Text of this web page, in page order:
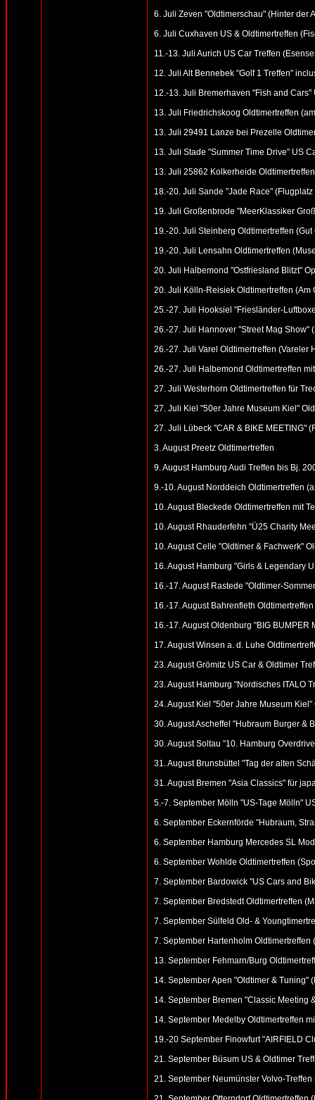
6. Juli Zeven "Oldtimerschau" (Hinter der
6. Juli Cuxhaven US & Oldtimertreffen
11.-13. Juli Aurich US Car Treffen
12. Juli Alt Bennebek "Golf 1 Treffen"
12.-13. Juli Bremerhaven "Fish and Cars"
13. Juli Friedrichskoog Oldtimertreffen
13. Juli 29491 Lanze bei Prezelle
13. Juli Stade "Summer Time Drive" US
13. Juli 25862 Kolkerheide
18.-20. Juli Sande "Jade Race"
19. Juli Großenbrode "MeerKlassiker
19.-20. Juli Steinberg Oldtimertreffen
19.-20. Juli Lensahn Oldtimertreffen
20. Juli Halbemond "Ostfriesland Blitzt"
20. Juli Kölln-Reisiek Oldtimertreffen (Am
25.-27. Juli Hooksiel "Friesländer-
26.-27. Juli Hannover "Street Mag Show"
26.-27. Juli Varel Oldtimertreffen (Vareler
26.-27. Juli Halbemond Oldtimertreffen
27. Juli Westerhorn Oldtimertreffen für
27. Juli Kiel "50er Jahre Museum Kiel"
27. Juli Lübeck "CAR & BIKE MEETING"
3. August Preetz Oldtimertreffen
9. August Hamburg Audi Treffen bis Bj.
9.-10. August Norddeich Oldtimertreffen
10. August Bleckede Oldtimertreffen mit
10. August Rhauderfehn "Ü25 Charity
10. August Celle "Oldtimer & Fachwerk"
16. August Hamburg "Girls & Legendary
16.-17. August Rastede "Oldtimer-
16.-17. August Bahrenfleth
16.-17. August Oldenburg "BIG BUMPER
17. August Winsen a. d. Luhe
23. August Grömitz US Car & Oldtimer
23. August Hamburg "Nordisches ITALO
24. August Kiel "50er Jahre Museum
30. August Ascheffel "Hubraum Burger &
30. August Soltau "10. Hamburg
31. August Brunsbüttel "Tag der alten
31. August Bremen "Asia Classics" für
5.-7. September Mölln "US-Tage Mölln"
6. September Eckernförde "Hubraum,
6. September Hamburg Mercedes SL
6. September Wohlde Oldtimertreffen
7. September Bardowick "US Cars and
7. September Bredstedt Oldtimertreffen
7. September Sülfeld Old- &
7. September Hartenholm Oldtimertreffen
13. September Fehmarn/Burg
14. September Apen "Oldtimer & Tuning"
14. September Bremen "Classic Meeting
14. September Medelby Oldtimertreffen
19.-20 September Finowfurt "AIRFIELD
21. September Büsum US & Oldtimer
21. September Neumünster Volvo-